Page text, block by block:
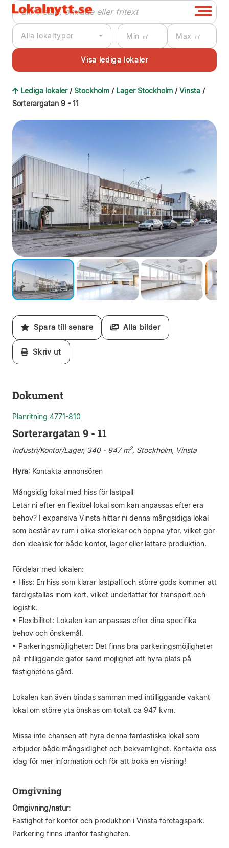
Alla lokaltyper
Lediga lokaler / Stockholm / Lager Stockholm /Vinsta /
Sorterargatan 9 - 11
Spara till senare Alla bilder
Skriv ut
Dokument
Planritning 4771-810
Sorterargatan 9 - 11
Industri/Kontor/Lager, 340 - 947 m2, Stockholm, Vinsta
Hyra: Kontakta annonsören
Mångsidig lokal med hiss för lastpall
Letar ni efter en flexibel lokal som kan anpassas efter era
behov? I expansiva Vinsta hittar ni denna mångsidiga lokal
som består av rum i olika storlekar och öppna ytor, vilket gör
den idealisk för både kontor, lager eller lättare produktion.
Fördelar med lokalen:
• Hiss: En hiss som klarar lastpall och större gods kommer att
färdigställas inom kort, vilket underlättar för transport och
logistik.
• Flexibilitet: Lokalen kan anpassas efter dina specifika
behov och önskemål.
• Parkeringsmöjligheter: Det finns bra parkeringsmöjligheter
på intilliggande gator samt möjlighet att hyra plats på
fastighetens gård.
Lokalen kan även bindas samman med intilliggande vakant
lokal om större yta önskas om totalt ca 947 kvm.
Missa inte chansen att hyra denna fantastiska lokal som
erbjuder både mångsidighet och bekvämlighet. Kontakta oss
idag för mer information och för att boka en visning!
Omgivning
Omgivning/natur:
Fastighet för kontor och produktion i Vinsta företagspark.
Parkering finns utanför fastigheten.